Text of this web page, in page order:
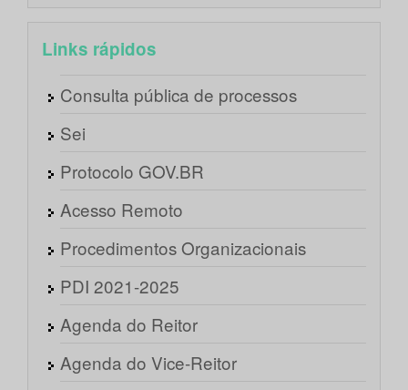
Links rápidos
Consulta pública de processos
Sei
Protocolo GOV.BR
Acesso Remoto
Procedimentos Organizacionais
PDI 2021-2025
Agenda do Reitor
Agenda do Vice-Reitor